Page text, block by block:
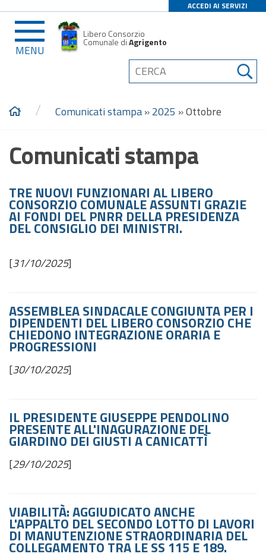
ACCEDI AI SERVIZI
MENU
Libero Consorzio
Comunale diAgrigento
/ Comunicati stampa»2025 »Ottobre
Comunicati stampa
TRE NUOVI FUNZIONARI AL LIBERO
CONSORZIO COMUNALE ASSUNTI GRAZIE
AI FONDI DEL PNRR DELLA PRESIDENZA
DEL CONSIGLIO DEI MINISTRI.
[31/10/2025]
ASSEMBLEA SINDACALE CONGIUNTA PER I
DIPENDENTI DEL LIBERO CONSORZIO CHE
CHIEDONO INTEGRAZIONE ORARIA E
PROGRESSIONI
[30/10/2025]
IL PRESIDENTE GIUSEPPE PENDOLINO
PRESENTE ALL'INAGURAZIONE DEL
GIARDINO DEI GIUSTI A CANICATTÌ
[29/10/2025]
VIABILITÀ: AGGIUDICATO ANCHE
L'APPALTO DEL SECONDO LOTTO DI LAVORI
DI MANUTENZIONE STRAORDINARIA DEL
COLLEGAMENTO TRA LE SS 115 E 189.